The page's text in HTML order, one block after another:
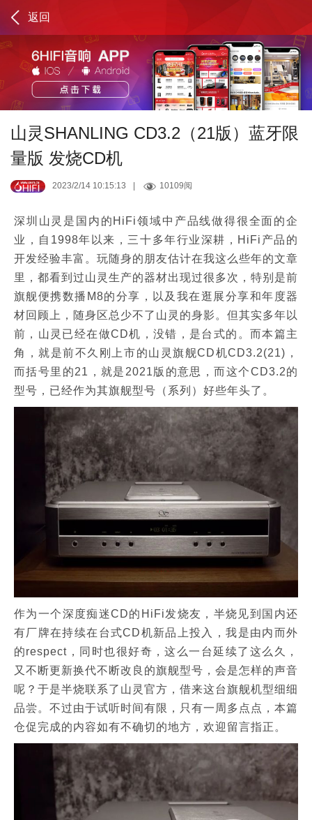
返回
山灵SHANLING CD3.2（21版）蓝牙限
量版 发烧CD机
2023/2/14 10:15:13 10109阅
深圳山灵是国内的HiFi领域中产品线做得很全面的企
业，自1998年以来，三十多年行业深耕，HiFi产品的
开发经验丰富。玩随身的朋友估计在我这么些年的文章
里，都看到过山灵生产的器材出现过很多次，特别是前
旗舰便携数播M8的分享，以及我在逛展分享和年度器
材回顾上，随身区总少不了山灵的身影。但其实多年以
前，山灵已经在做CD机，没错，是台式的。而本篇主
角，就是前不久刚上市的山灵旗舰CD机CD3.2(21)，
而括号里的21，就是2021版的意思，而这个CD3.2的
型号，已经作为其旗舰型号（系列）好些年头了。
作为一个深度痴迷CD的HiFi发烧友，半烧见到国内还
有厂牌在持续在台式CD机新品上投入，我是由内而外
的respect，同时也很好奇，这么一台延续了这么久，
又不断更新换代不断改良的旗舰型号，会是怎样的声音
呢？于是半烧联系了山灵官方，借来这台旗舰机型细细
品尝。不过由于试听时间有限，只有一周多点点，本篇
仓促完成的内容如有不确切的地方，欢迎留言指正。